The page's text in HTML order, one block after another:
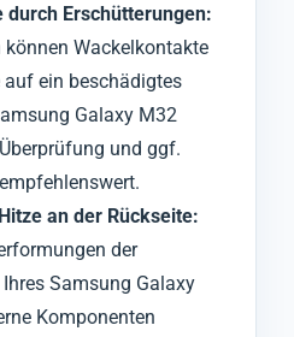
Erschütterungen:
können Wackelkontakte
auf ein beschädigtes
Galaxy M32
und ggf.
an der Rückseite:
der
Samsung Galaxy
Komponenten